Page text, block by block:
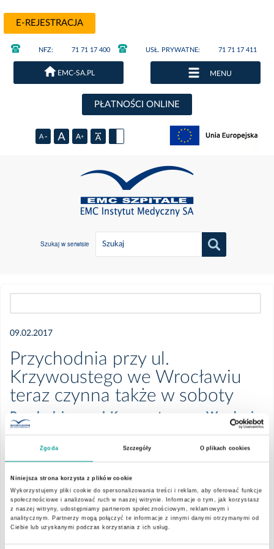
Zgoda Szczegóły O plikach cookies
Niniejsza strona korzysta z plików cookie
Wykorzystujemy pliki cookie do spersonalizowania treści i reklam, aby oferować funkcje
społecznościowe i analizować ruch w naszej witrynie. Informacje o tym, jak korzystasz
z naszej witryny, udostępniamy partnerom społecznościowym, reklamowym i
analitycznym. Partnerzy mogą połączyć te informacje z innymi danymi otrzymanymi od
Ciebie lub uzyskanymi podczas korzystania z ich usług.
E-REJESTRACJA
NFZ: 71 71 17 400 USŁ. PRYWATNE: 71 71 17 411
EMC-SA.PL MENU
PŁATNOŚCI ONLINE
Szukaj w serwisie
2026
Czerwiec
Kwiecień
Marzec
Luty
Styczeń
09.02.2017
Przychodnia przy ul.
Krzywoustego we Wrocławiu
teraz czynna także w soboty
Przychodnia przy ul. Krzywoustegoe we Wrocławiu
Medycznym Krzywoustego we Wrocławiu jest dostępna także w
soboty w godzinach 9:00-12:00
Konsultacje lekarskie są realizowane odpłatnie oraz w ramach